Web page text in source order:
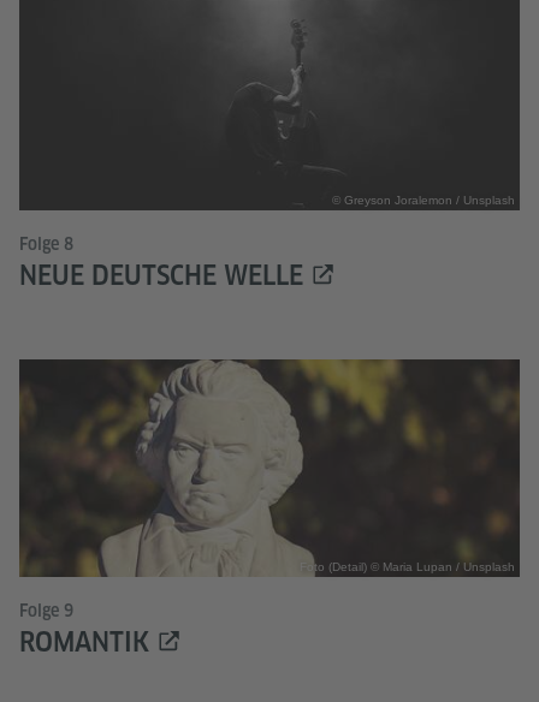
© Greyson Joralemon / Unsplash
Folge 8
NEUE DEUTSCHE WELLE
Foto (Detail) © Maria Lupan / Unsplash
Folge 9
ROMANTIK